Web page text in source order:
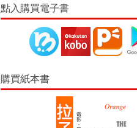
點入購買電子書
購買紙本書